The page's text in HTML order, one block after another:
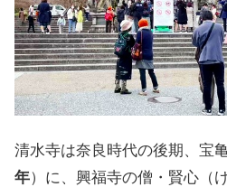
清水寺は奈良時代の後期、宝
年）に、興福寺の僧・賢心（